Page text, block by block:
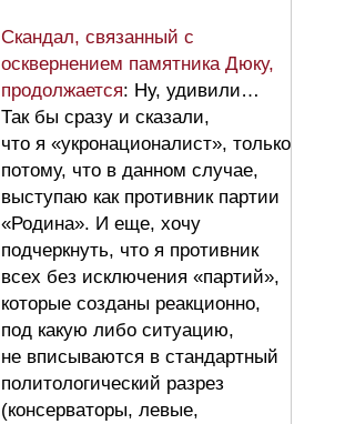
Скандал, связанный с
осквернением памятника Дюку,
продолжается: Ну, удивили…
Так бы сразу и сказали,
что я «укронационалист», только
потому, что в данном случае,
выступаю как противник партии
«Родина». И еще, хочу
подчеркнуть, что я противник
всех без исключения «партий»,
которые созданы реакционно,
под какую либо ситуацию,
не вписываются в стандартный
политологический разрез
(консерваторы, левые,